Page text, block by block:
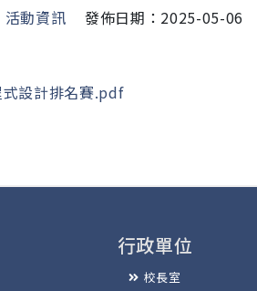
活動資訊 發佈日期：2025-05-06
設計排名賽.pdf
行政單位
校長室